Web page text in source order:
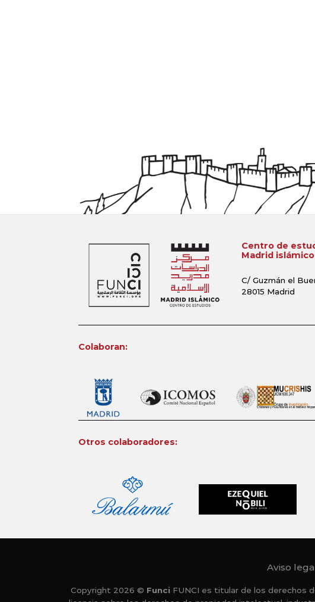
Centro de
Madrid islámico
C/ Guzmán el
28015 Madrid
Colaboran:
Otros colaboradores:
Aviso
Copyright 2026 © Funci FUNCI es titular de los derechos